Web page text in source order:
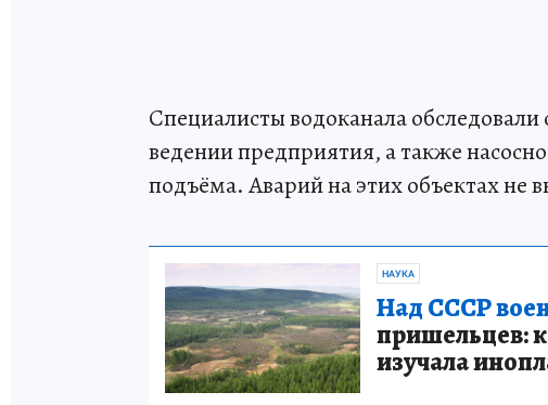
Специалисты водоканала
ведении предприятия, а также
подъёма. Аварий на этих объектах не
НАУКА
Над СССР
пришельцев:
изучала